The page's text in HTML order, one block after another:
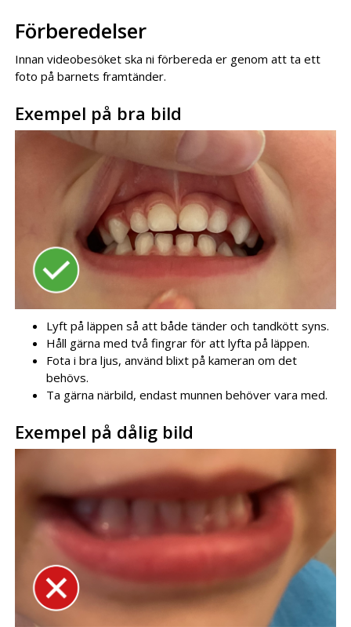
Förberedelser
Innan videobesöket ska ni förbereda er genom att ta ett
foto på barnets framtänder.
Exempel på bra bild
Lyft på läppen så att både tänder och tandkött syns.
Håll gärna med två fingrar för att lyfta på läppen.
Fota i bra ljus, använd blixt på kameran om det
behövs.
Ta gärna närbild, endast munnen behöver vara med.
Exempel på dålig bild